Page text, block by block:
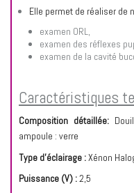
Elle permet de réaliser de
examen ORL,
examen des réflexes
examen de la cavité
Caractéristiques
Composition détaillée:
ampoule : verre
Type d'éclairage :Xénon
Puissance (V) :2,5